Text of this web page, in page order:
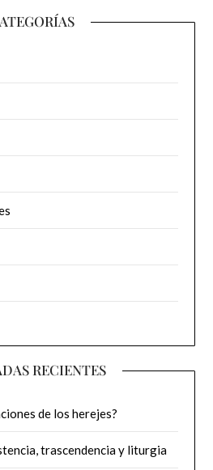
RECIENTES
de los herejes?
trascendencia y liturgia